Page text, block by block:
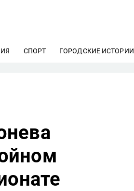
ЕЩЕ
СПОРТ ЕЩЕ
ГОРОДСКИЕ ИСТОРИИ